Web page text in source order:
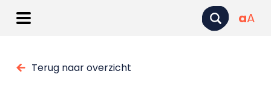
aA
Terug naar overzicht